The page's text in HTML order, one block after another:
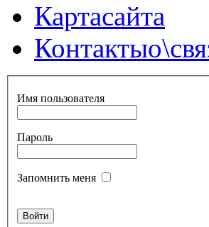
Картасайта
Контакты
Имя пользователя
Пароль
Запомнить меня